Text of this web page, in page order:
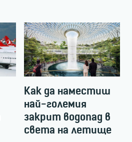
Как да наместиш
най-големия
закрит водопад в
света на летище